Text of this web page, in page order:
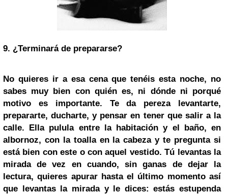
9. ¿Terminará de prepararse?
No quieres ir a esa cena que tenéis esta noche, no
sabes muy bien con quién es, ni dónde ni porqué
motivo es importante. Te da pereza levantarte,
prepararte, ducharte, y pensar en tener que salir a la
calle. Ella pulula entre la habitación y el baño, en
albornoz, con la toalla en la cabeza y te pregunta si
está bien con este o con aquel vestido. Tú levantas la
mirada de vez en cuando, sin ganas de dejar la
lectura, quieres apurar hasta el último momento así
que levantas la mirada y le dices:estás estupenda